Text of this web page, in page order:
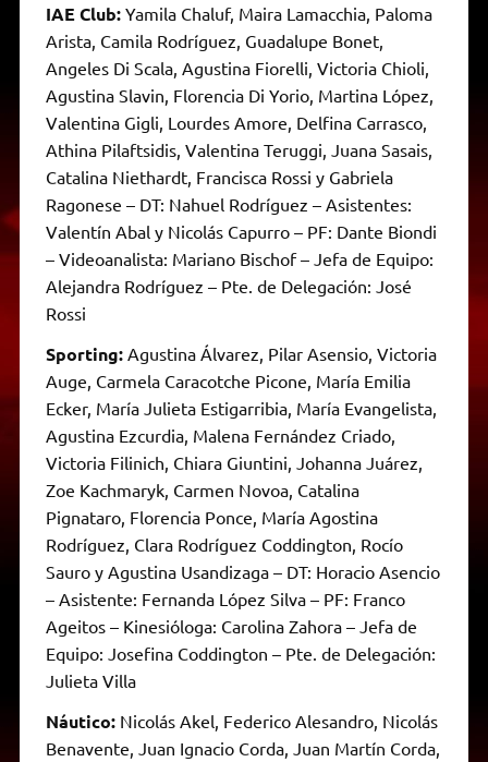
IAE Club:Yamila Chaluf, Maira Lamacchia, Paloma
Arista, Camila Rodríguez, Guadalupe Bonet,
Angeles Di Scala, Agustina Fiorelli, Victoria Chioli,
Agustina Slavin, Florencia Di Yorio, Martina López,
Valentina Gigli, Lourdes Amore, Delfina Carrasco,
Athina Pilaftsidis, Valentina Teruggi, Juana Sasais,
Catalina Niethardt, Francisca Rossi y Gabriela
Ragonese – DT: Nahuel Rodríguez – Asistentes:
Valentín Abal y Nicolás Capurro – PF: Dante Biondi
– Videoanalista: Mariano Bischof – Jefa de Equipo:
Alejandra Rodríguez – Pte. de Delegación: José
Rossi
Sporting: Agustina Álvarez, Pilar Asensio, Victoria
Auge, Carmela Caracotche Picone, María Emilia
Ecker, María Julieta Estigarribia, María Evangelista,
Agustina Ezcurdia, Malena Fernández Criado,
Victoria Filinich, Chiara Giuntini, Johanna Juárez,
Zoe Kachmaryk, Carmen Novoa, Catalina
Pignataro, Florencia Ponce, María Agostina
Rodríguez, Clara Rodríguez Coddington, Rocío
Sauro y Agustina Usandizaga – DT: Horacio Asencio
– Asistente: Fernanda López Silva – PF: Franco
Ageitos – Kinesióloga: Carolina Zahora – Jefa de
Equipo: Josefina Coddington – Pte. de Delegación:
Julieta Villa
Náutico: Nicolás Akel, Federico Alesandro, Nicolás
Benavente, Juan Ignacio Corda, Juan Martín Corda,